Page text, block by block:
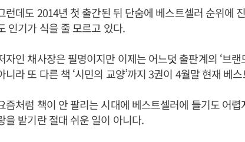
런데도 2014년 첫 출간된 뒤 단숨에 베스트셀러 순위에
인기가 식을 줄 모르고 있다.
자인 채사장은 필명이지만 이제는 어느덧 출판계의 ‘브
니라 또 다른 책 ‘시민의 교양’까지 3권이 4월말 현재 베
즘처럼 책이 안 팔리는 시대에 베스트셀러에 들기도 어
을 받기란 절대 쉬운 일이 아니다.